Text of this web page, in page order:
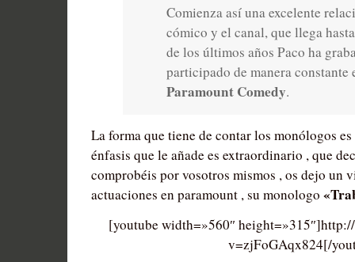
Comienza así una excelente
cómico y el canal, que llega
de los últimos años Paco ha
participado de manera
Paramount Comedy.
La forma que tiene de contar los monólogos
énfasis que le añade es extraordinario , que
comprobéis por vosotros mismos , os dejo un
actuaciones en paramount , su monologo
[youtube width=»560″
v=zjFoGAqx824[/